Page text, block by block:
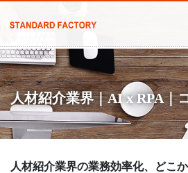
人材紹介業界｜AI x RPA｜
人材紹介業界の業務効率化、どこ